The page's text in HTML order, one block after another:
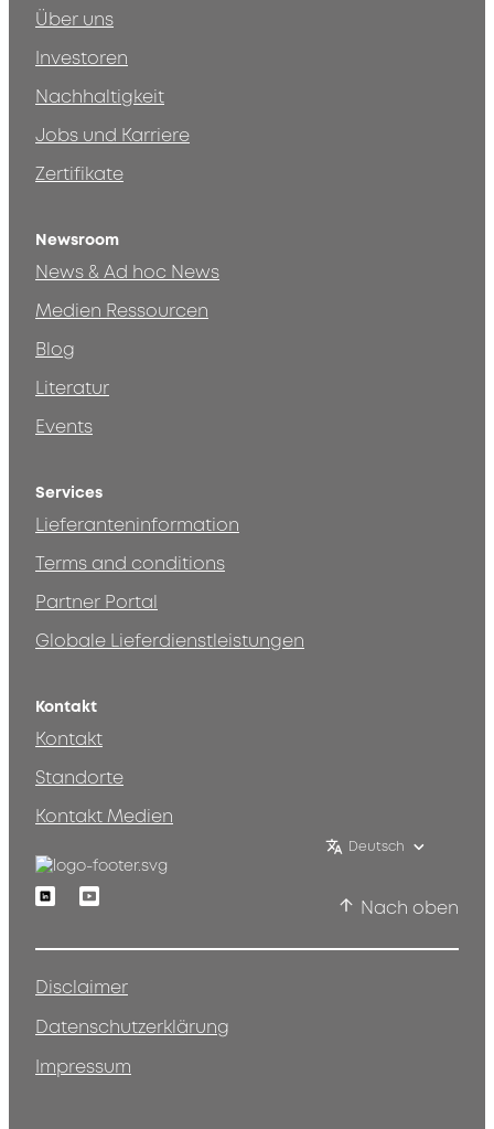
Über uns
Investoren
Nachhaltigkeit
Jobs und Karriere
Zertifikate
Newsroom
News & Ad hoc News
Medien Ressourcen
Blog
Literatur
Events
Services
Lieferanteninformation
Terms and conditions
Partner Portal
Globale Lieferdienstleistungen
Kontakt
Kontakt
Standorte
Kontakt Medien
Deutsch
LinkedinYoutube
Nach oben
Disclaimer
Datenschutzerklärung
Impressum